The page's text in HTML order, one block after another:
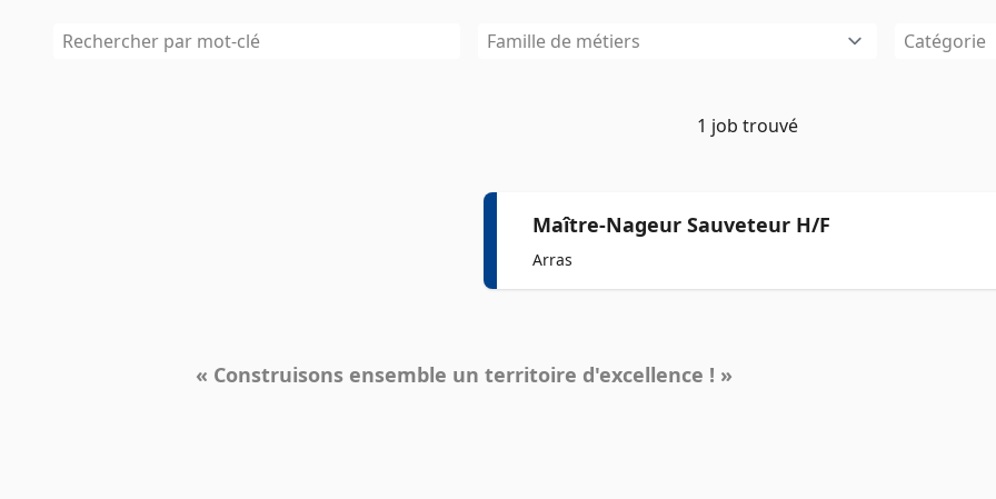
Famille de métiers Catégorie
1 job trouvé
Maître-Nageur Sauveteur H/F
Arras
« Construisons ensemble un territoire d'excellence ! »